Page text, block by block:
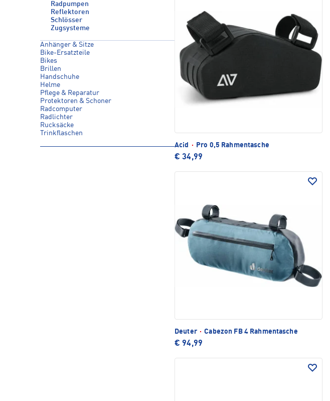
Radpumpen
Reflektoren
Schlösser
Zugsysteme
Anhänger & Sitze
Bike-Ersatzteile
Bikes
Brillen
Handschuhe
Helme
Pflege & Reparatur
Protektoren & Schoner
Radcomputer
Radlichter
Rucksäcke
Trinkflaschen
Acid · Pro 0,5 Rahmentasche
€ 34,99
Deuter · Cabezon FB 4 Rahmentasche
€ 94,99